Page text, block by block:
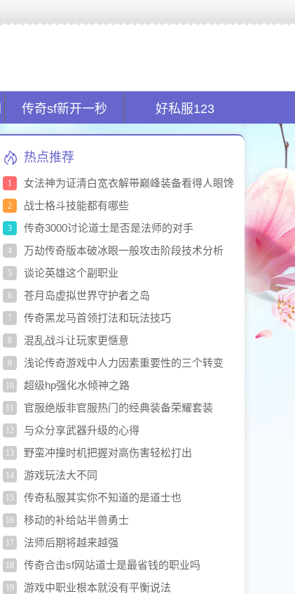
传奇sf新开一秒 好私服123
热点推荐
1 女法神为证清白宽衣解带巅峰装备看得人眼馋
2 战士格斗技能都有哪些
3 传奇3000讨论道士是否是法师的对手
4 万劫传奇版本破冰眼一般攻击阶段技术分析
5 谈论英雄这个副职业
6 苍月岛虚拟世界守护者之岛
7 传奇黑龙马首领打法和玩法技巧
8 混乱战斗让玩家更惬意
9 浅论传奇游戏中人力因素重要性的三个转变
10 超级hp强化水倾神之路
11 官服绝版非官服热门的经典装备荣耀套装
12 与众分享武器升级的心得
13 野蛮冲撞时机把握对高伤害轻松打出
14 游戏玩法大不同
15 传奇私服其实你不知道的是道士也
16 移动的补给站半兽勇士
17 法师后期将越来越强
18 传奇合击sf网站道士是最省钱的职业吗
19 游戏中职业根本就没有平衡说法